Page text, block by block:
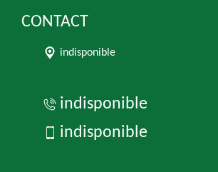
CONTACT
indisponible
indisponible
indisponible